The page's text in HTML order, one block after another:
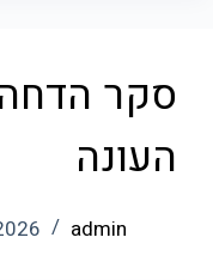
סקר
העונה
admin